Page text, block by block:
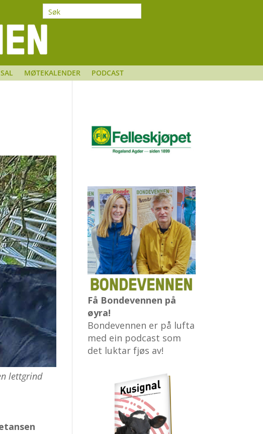
MØTEKALENDER PODCAST
lettgrind
Få Bondevennen på
øyra!
Bondevennen er på lufta
med ein podcast som
det luktar fjøs av!